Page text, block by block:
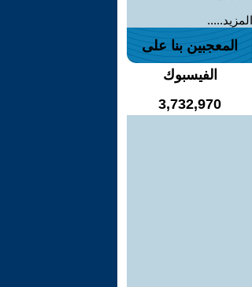
المزيد.....
المعجبين بنا على
الفيسبوك
3,732,970